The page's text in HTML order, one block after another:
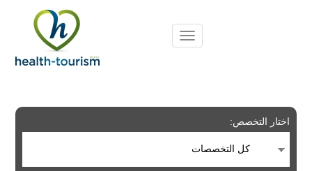
includes
system.
اختار التخصص:
كل التخصصات